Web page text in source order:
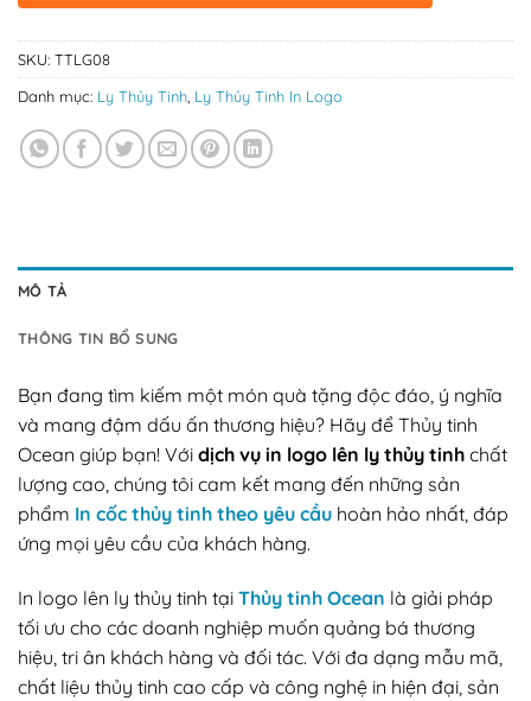
SKU: TTLG08
Danh mục: Ly Thủy Tinh, Ly Thủy Tinh In Logo
MÔ TẢ
THÔNG TIN BỔ SUNG
Bạn đang tìm kiếm một món quà tặng độc đáo, ý nghĩa
và mang đậm dấu ấn thương hiệu? Hãy để Thủy tinh
Ocean giúp bạn! Với dịch vụ in logo lên ly thủy tinh chất
lượng cao, chúng tôi cam kết mang đến những sản
phẩm In cốc thủy tinh theo yêu cầu hoàn hảo nhất, đáp
ứng mọi yêu cầu của khách hàng.
In logo lên ly thủy tinh tại Thủy tinh Ocean là giải pháp
tối ưu cho các doanh nghiệp muốn quảng bá thương
hiệu, tri ân khách hàng và đối tác. Với đa dạng mẫu mã,
chất liệu thủy tinh cao cấp và công nghệ in hiện đại, sản